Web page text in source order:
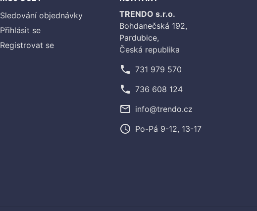
Sledování objednávky
Přihlásit se
Registrovat se
TRENDO s.r.o.
Bohdanečská 192,
Pardubice,
Česká republika
phone 731 979 570
phone 736 608 124
mail_outline info@trendo.cz
access_time Po-Pá 9-12, 13-17